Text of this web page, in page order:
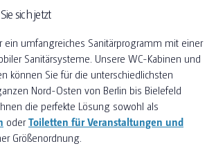
sich jetzt
ein umfangreiches Sanitärprogramm mit einer
Sanitärsysteme. Unsere WC-Kabinen und
können Sie für die unterschiedlichsten
Nord-Osten von Berlin bis Bielefeld
die perfekte Lösung sowohl als
oderToiletten für Veranstaltungen und
Größenordnung.